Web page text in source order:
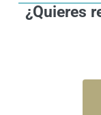
¿Quieres